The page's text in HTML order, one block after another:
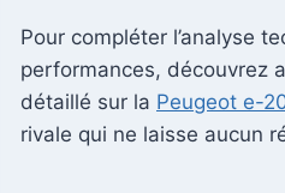
Pour compléter l’analyse
performances, découvrez
détaillé sur la Peugeot e-
rivale qui ne laisse aucun